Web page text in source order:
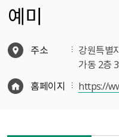
예미
주소
강원특별
가동 2층
홈페이지
https://